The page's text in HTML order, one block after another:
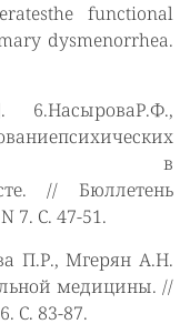
functional
dysmenorrhea.
в
// Бюллетень
7. С. 47-51.
П.Р., Мгерян А.Н.
медицины. //
С. 83-87.